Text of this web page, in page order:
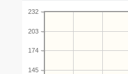
145
174
203
232